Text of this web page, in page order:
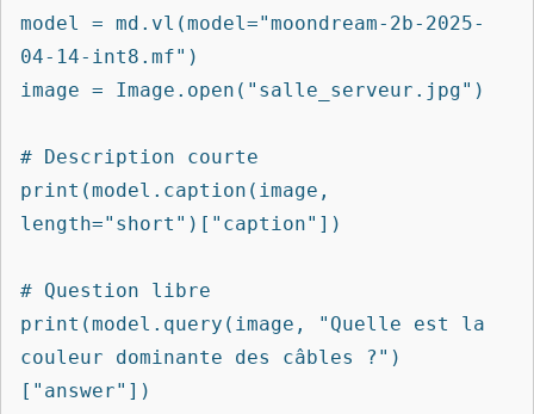
model = md.vl(model="moondream-2b-2025-
04-14-int8.mf")
image = Image.open("salle_serveur.jpg")
# Description courte
print(model.caption(image,
length="short")["caption"])
# Question libre
print(model.query(image, "Quelle est la
couleur dominante des câbles ?")
["answer"])